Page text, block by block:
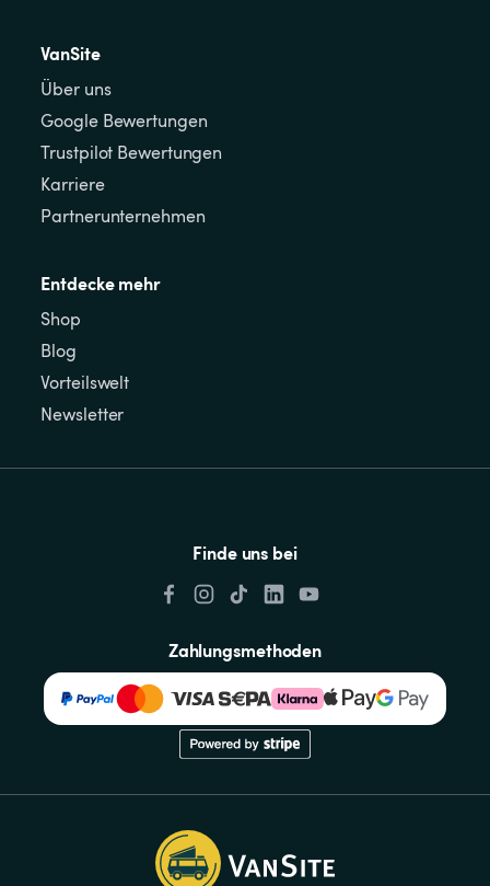
VanSite
Über uns
Google Bewertungen
Trustpilot Bewertungen
Karriere
Partnerunternehmen
Entdecke mehr
Shop
Blog
Vorteilswelt
Newsletter
Finde uns bei
Zahlungsmethoden